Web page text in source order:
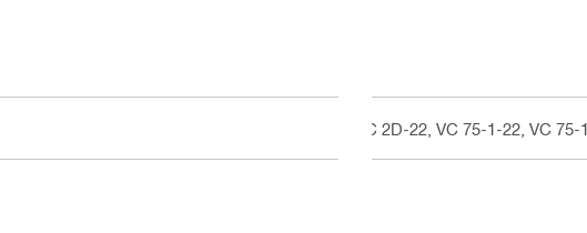
VC 2D-22, VC 75-1-22, VC 75-